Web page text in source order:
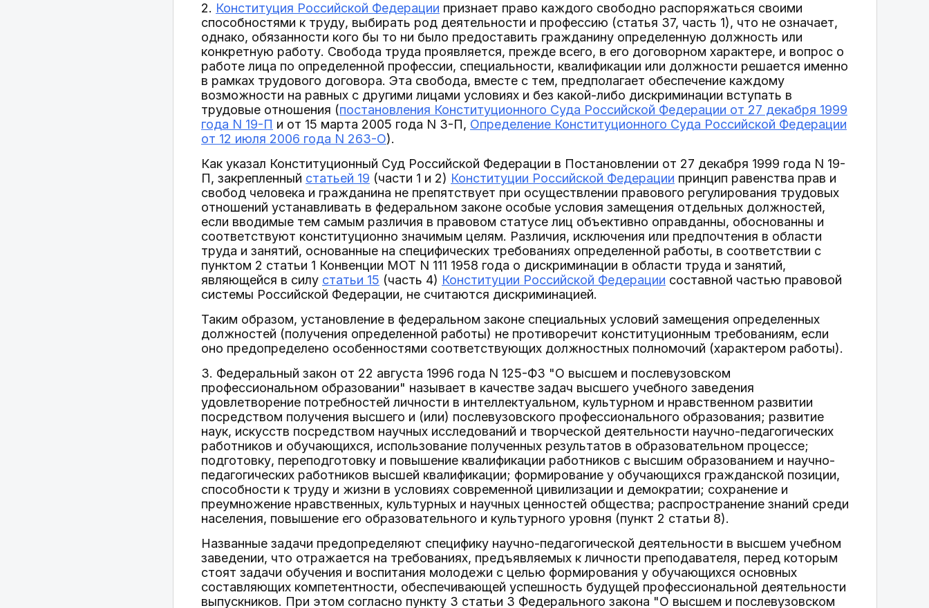
2. Конституция Российской Федерации признает право каждого свободно распоряжаться своими
способностями к труду, выбирать род деятельности и профессию (статья 37, часть 1), что не означает,
однако, обязанности кого бы то ни было предоставить гражданину определенную должность или
конкретную работу. Свобода труда проявляется, прежде всего, в его договорном характере, и вопрос о
работе лица по определенной профессии, специальности, квалификации или должности решается именно
в рамках трудового договора. Эта свобода, вместе с тем, предполагает обеспечение каждому
возможности на равных с другими лицами условиях и без какой-либо дискриминации вступать в
трудовые отношения (постановления Конституционного Суда Российской Федерации от 27 декабря 1999
года N 19-П и от 15 марта 2005 года N 3-П, Определение Конституционного Суда Российской Федерации
от 12 июля 2006 года N 263-О).
Как указал Конституционный Суд Российской Федерации в Постановлении от 27 декабря 1999 года N 19-
П, закрепленный статьей 19 (части 1 и 2) Конституции Российской Федерации принцип равенства прав и
свобод человека и гражданина не препятствует при осуществлении правового регулирования трудовых
отношений устанавливать в федеральном законе особые условия замещения отдельных должностей,
если вводимые тем самым различия в правовом статусе лиц объективно оправданны, обоснованны и
соответствуют конституционно значимым целям. Различия, исключения или предпочтения в области
труда и занятий, основанные на специфических требованиях определенной работы, в соответствии с
пунктом 2 статьи 1 Конвенции МОТ N 111 1958 года о дискриминации в области труда и занятий,
являющейся в силу статьи 15 (часть 4) Конституции Российской Федерации составной частью правовой
системы Российской Федерации, не считаются дискриминацией.
Таким образом, установление в федеральном законе специальных условий замещения определенных
должностей (получения определенной работы) не противоречит конституционным требованиям, если
оно предопределено особенностями соответствующих должностных полномочий (характером работы).
3. Федеральный закон от 22 августа 1996 года N 125-ФЗ "О высшем и послевузовском
профессиональном образовании" называет в качестве задач высшего учебного заведения
удовлетворение потребностей личности в интеллектуальном, культурном и нравственном развитии
посредством получения высшего и (или) послевузовского профессионального образования; развитие
наук, искусств посредством научных исследований и творческой деятельности научно-педагогических
работников и обучающихся, использование полученных результатов в образовательном процессе;
подготовку, переподготовку и повышение квалификации работников с высшим образованием и научно-
педагогических работников высшей квалификации; формирование у обучающихся гражданской позиции,
способности к труду и жизни в условиях современной цивилизации и демократии; сохранение и
преумножение нравственных, культурных и научных ценностей общества; распространение знаний среди
населения, повышение его образовательного и культурного уровня (пункт 2 статьи 8).
Названные задачи предопределяют специфику научно-педагогической деятельности в высшем учебном
заведении, что отражается на требованиях, предъявляемых к личности преподавателя, перед которым
стоят задачи обучения и воспитания молодежи с целью формирования у обучающихся основных
составляющих компетентности, обеспечивающей успешность будущей профессиональной деятельности
выпускников. При этом согласно пункту 3 статьи 3 Федерального закона "О высшем и послевузовском